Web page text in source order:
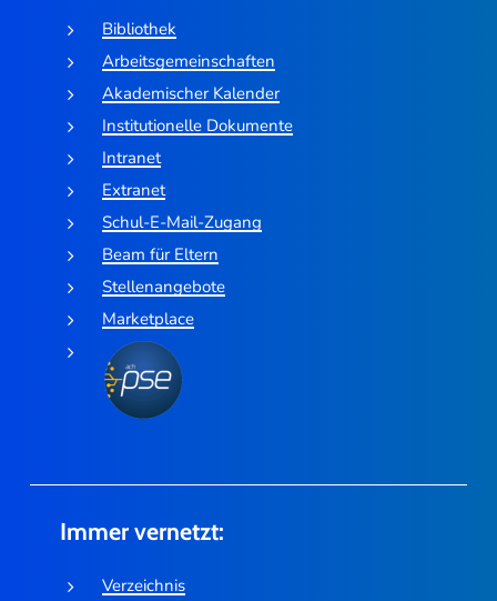
Bibliothek
Arbeitsgemeinschaften
Akademischer Kalender
Institutionelle Dokumente
Intranet
Extranet
Schul-E-Mail-Zugang
Beam für Eltern
Stellenangebote
Marketplace
Immer vernetzt:
Verzeichnis